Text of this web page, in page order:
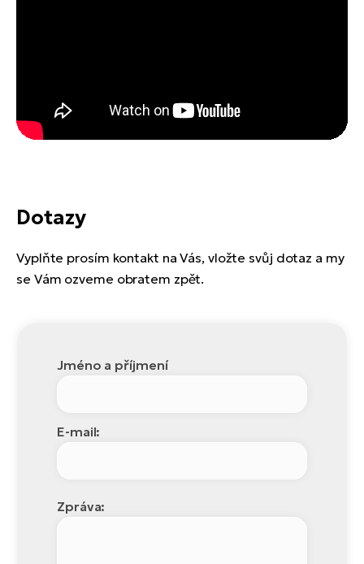
Dotazy
Vyplňte prosím kontakt na Vás, vložte svůj dotaz a my
se Vám ozveme obratem zpět.
Jméno a příjmení
E-mail:
Zpráva: